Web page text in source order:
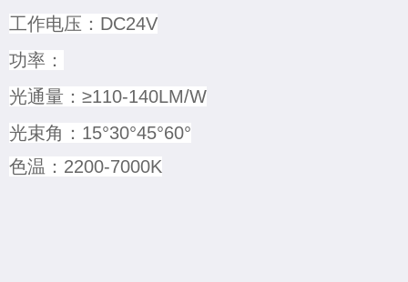
工作电压：DC24V
功率：
光通量：≥110-140LM/W
光束角：15°30°45°60°
色温：2200-7000K